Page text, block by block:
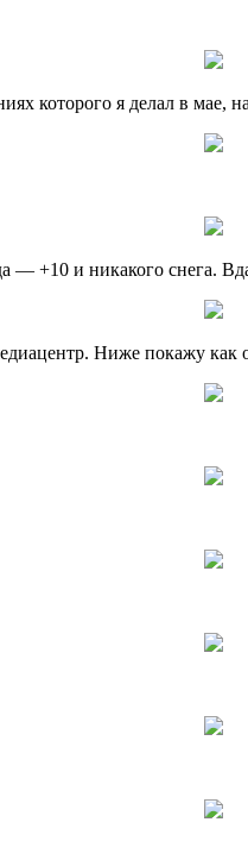
которого я делал в
— +10 и никакого снега.
Ниже покажу как